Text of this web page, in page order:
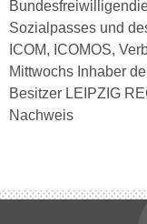
Sozialpasses und
ICOM, ICOMOS,
Mittwochs Inhaber
Besitzer LEIPZIG
Nachweis